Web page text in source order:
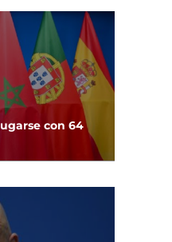
con 64